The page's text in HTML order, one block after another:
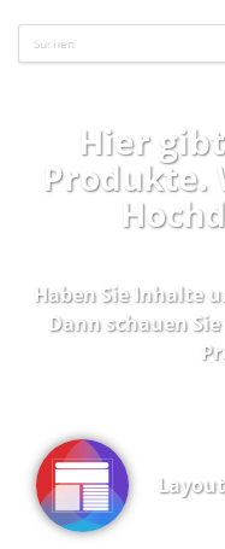
Hier
Haben Sie Inhalte
Dann schauen